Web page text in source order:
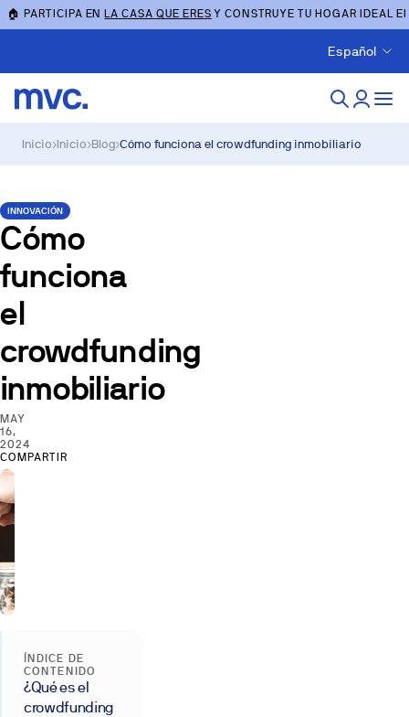
🏠 PARTICIPA ENLA CASA QUE ERES Y CONSTRUYE TU HOGAR IDEAL
Español
Inicio›Inicio›Blog›Cómo funciona el crowdfunding inmobiliario
INNOVACIÓN
Cómo
funciona
el
crowdfunding
inmobiliario
MAY
16,
2024
COMPARTIR
ÍNDICE DE
CONTENIDO
¿Qué es el
crowdfunding